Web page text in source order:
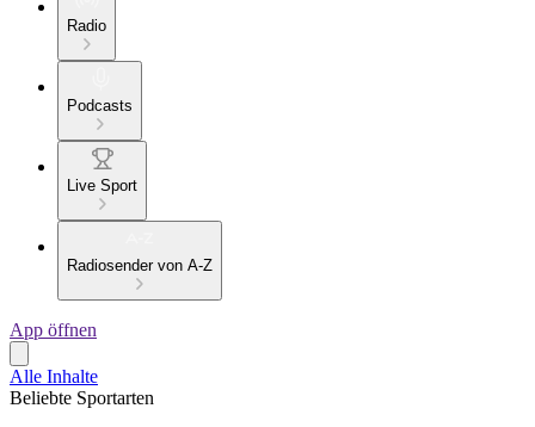
Radio
Podcasts
Live Sport
Radiosender von A-Z
App öffnen
Alle Inhalte
Beliebte Sportarten